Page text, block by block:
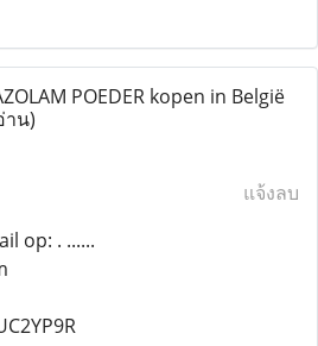
POEDER kopen in België
าน)
แจ้งลบ
op: . ......